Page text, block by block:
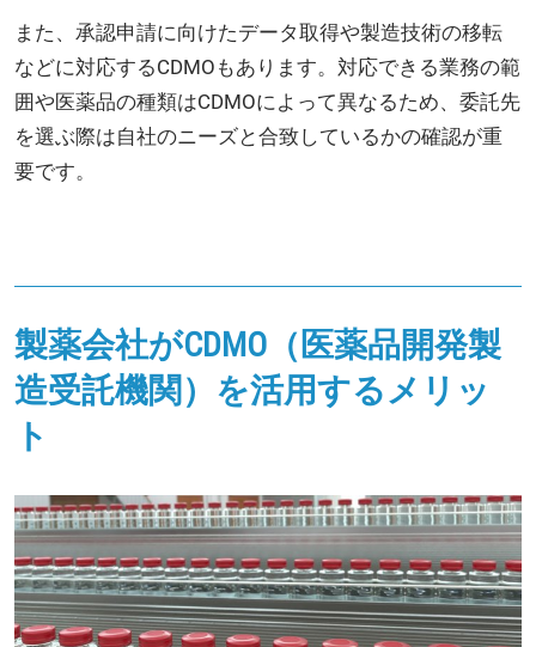
また、承認申請に向けたデータ取得や製造技術の移転
などに対応するCDMOもあります。対応できる業務の範
囲や医薬品の種類はCDMOによって異なるため、委託先
を選ぶ際は自社のニーズと合致しているかの確認が重
要です。
製薬会社がCDMO（医薬品開発製
造受託機関）を活用するメリッ
ト